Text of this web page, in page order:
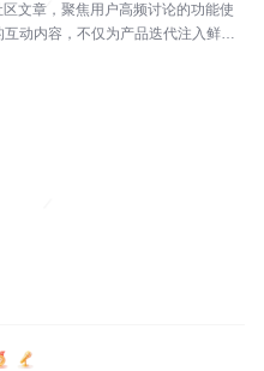
文章，聚焦用户高频讨论的功能使
动内容，不仅为产品迭代注入鲜活
，每一份分享都值得被看见与珍